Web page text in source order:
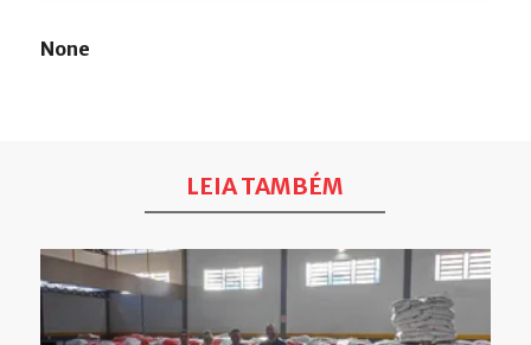
None
LEIA TAMBÉM